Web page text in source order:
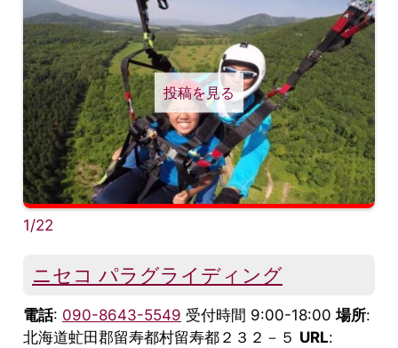
投稿を見る
1/22
ニセコ パラグライディング
電話: 090-8643-5549 受付時間 9:00-18:00 場所:
北海道虻田郡留寿都村留寿都２３２－５ URL: